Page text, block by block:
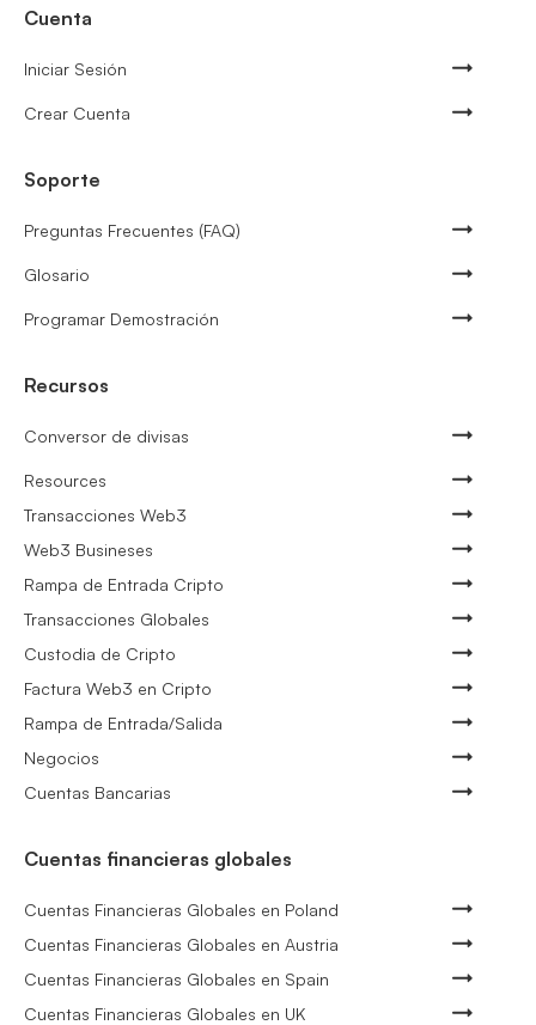
Cuenta
Iniciar Sesión
Crear Cuenta
Soporte
Preguntas Frecuentes (FAQ)
Glosario
Programar Demostración
Recursos
Conversor de divisas
Resources
Transacciones Web3
Web3 Busineses
Rampa de Entrada Cripto
Transacciones Globales
Custodia de Cripto
Factura Web3 en Cripto
Rampa de Entrada/Salida
Negocios
Cuentas Bancarias
Cuentas financieras globales
Cuentas Financieras Globales en Poland
Cuentas Financieras Globales en Austria
Cuentas Financieras Globales en Spain
Cuentas Financieras Globales en UK